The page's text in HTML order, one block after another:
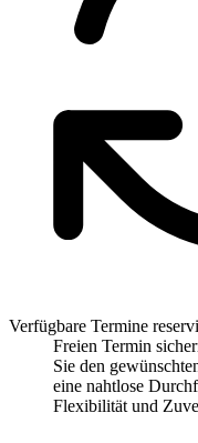
Verfügbare Termine
Freien Termin
Sie den
eine nahtlose
Flexibilität und